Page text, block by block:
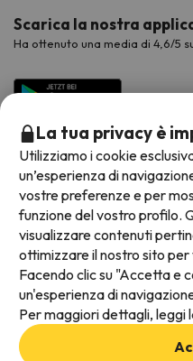
Scarica la nostra
Ha ottenuto una media di 4,6/5
Metodi di pagamento
Termini e condizioni generali
La tua privacy è
Utilizziamo i cookie
un’esperienza di
vostre preferenze e per
funzione del vostro profilo.
visualizzare contenuti
ottimizzare il nostro sito per
Facendo clic su "Accetta e
un'esperienza di
Per maggiori dettagli, leggi